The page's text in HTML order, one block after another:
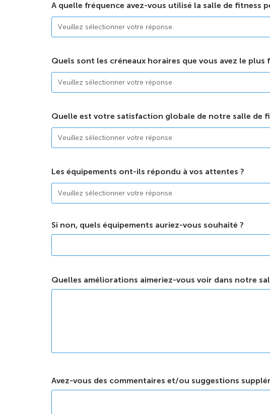
A quelle fréquence avez-vous utilisé la salle de fitness
Quels sont les créneaux horaires que vous avez le plus
Quelle est votre satisfaction globale de notre salle de
Les équipements ont-ils répondu à vos attentes ?
Si non, quels équipements auriez-vous souhaité ?
Quelles améliorations aimeriez-vous voir dans notre
Avez-vous des commentaires et/ou suggestions